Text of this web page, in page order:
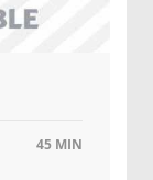
45 MIN